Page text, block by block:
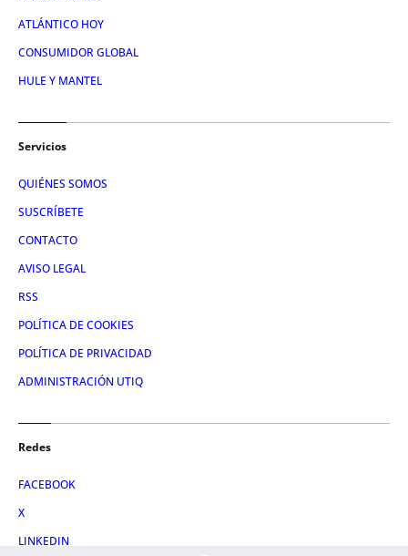
ATLÁNTICO HOY
CONSUMIDOR GLOBAL
HULE Y MANTEL
Servicios
QUIÉNES SOMOS
SUSCRÍBETE
CONTACTO
AVISO LEGAL
RSS
POLÍTICA DE COOKIES
POLÍTICA DE PRIVACIDAD
ADMINISTRACIÓN UTIQ
Redes
FACEBOOK
X
LINKEDIN